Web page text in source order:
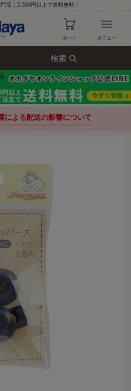
店｜5,500円以上で送料無料！
検索
による配送の影響について